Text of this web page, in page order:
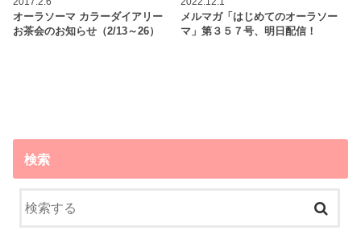
オーラソーマ カラーダイアリー
お茶会のお知らせ（2/13～26）
メルマガ「はじめてのオーラソー
マ」第３５７号、明日配信！
検索